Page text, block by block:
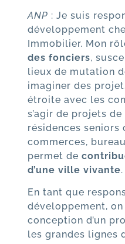
ANP : Je suis
développement
Immobilier. Mon
des fonciers,
lieux de mutation
imaginer des
étroite avec les
s’agir de projets
résidences seniors
commerces,
permet de
d’une ville vivante.
En tant que
développement,
conception d’un
les grandes lignes